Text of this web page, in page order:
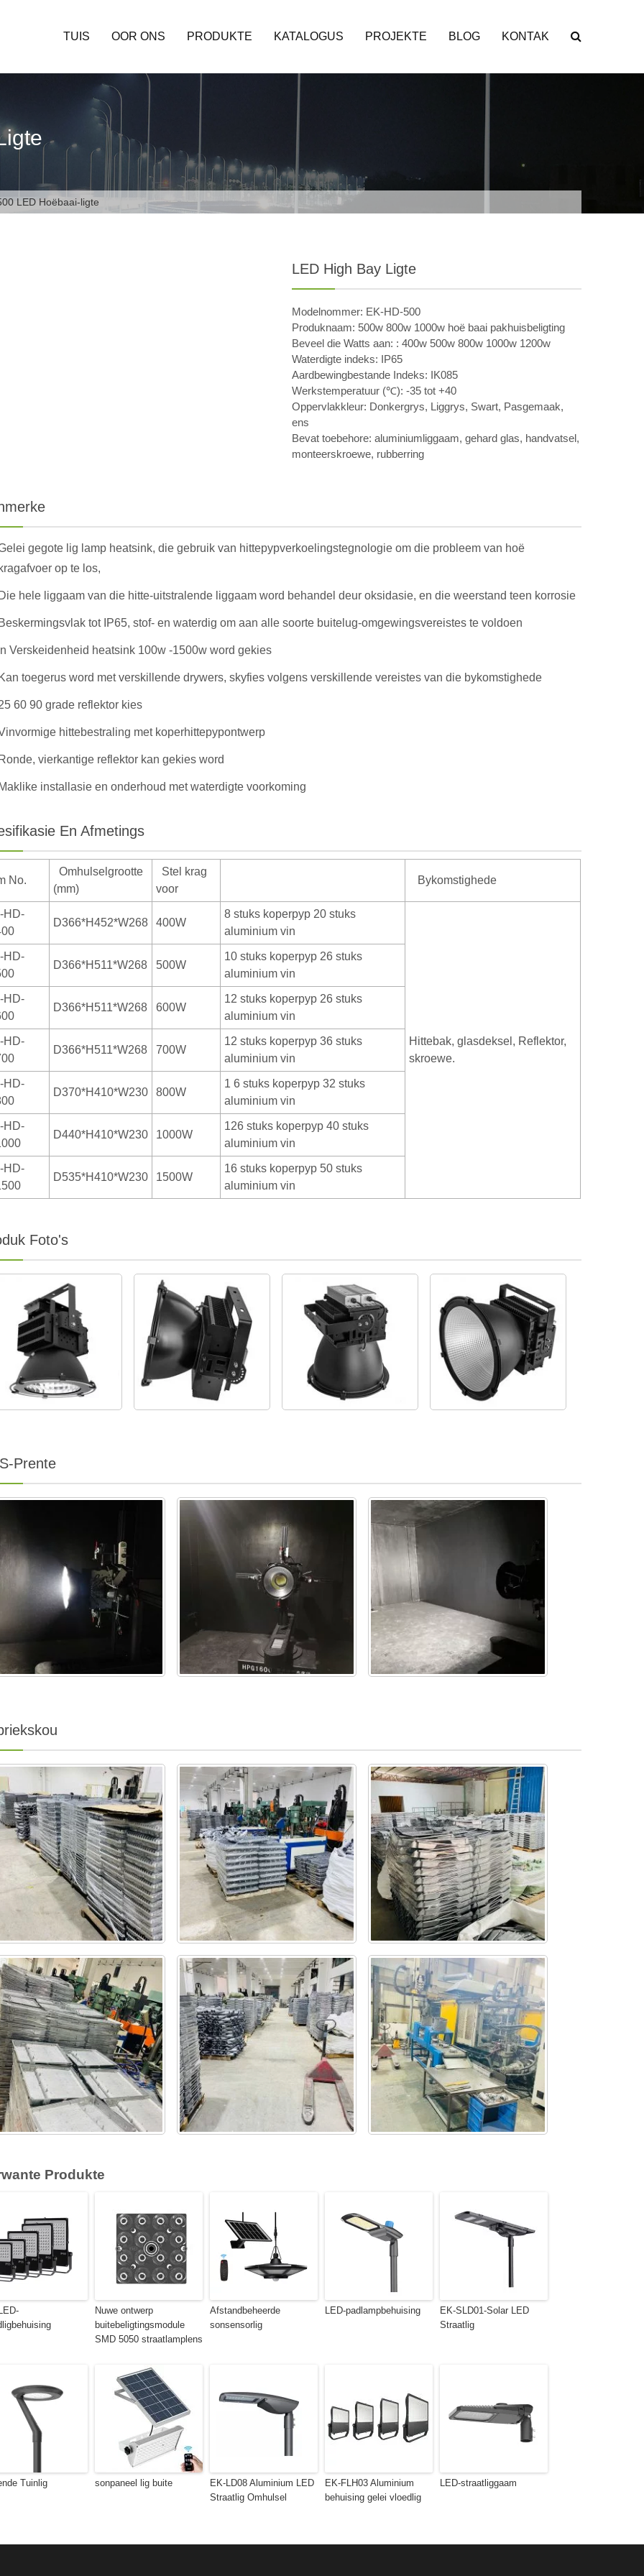
TUIS OOR ONS PRODUKTE KATALOGUS PROJEKTE BLOG KONTAK
LED Hoëbaai-ligte
LED High Bay Ligte
Modelnommer: EK-HD-500
Produknaam: 500w 800w 1000w hoë baai pakhuisbeligting
Beveel die Watts aan: : 400w 500w 800w 1000w 1200w
Waterdigte indeks: IP65
Aardbewingbestande Indeks: IK085
Werkstemperatuur (℃): -35 tot +40
Oppervlakkleur: Donkergrys, Liggrys, Swart, Pasgemaak,
ens
Bevat toebehore: aluminiumliggaam, gehard glas, handvatsel,
monteerskroewe, rubberring
gegote lig lamp heatsink, die gebruik van hittepypverkoelingstegnologie om die probleem van hoë
op te los,
hele liggaam van die hitte-uitstralende liggaam word behandel deur oksidasie, en die weerstand teen korrosie
tot IP65, stof- en waterdig om aan alle soorte buitelug-omgewingsvereistes te voldoen
Verskeidenheid heatsink 100w -1500w word gekies
toegerus word met verskillende drywers, skyfies volgens verskillende vereistes van die bykomstighede
60 90 grade reflektor kies
hittebestraling met koperhittepypontwerp
vierkantige reflektor kan gekies word
installasie en onderhoud met waterdigte voorkoming
En Afmetings
No.
Omhulselgrootte
(mm)
Stel krag
voor
Bykomstighede
HD-
D366*H452*W268 400W
8 stuks koperpyp 20 stuks
aluminium vin
Hittebak, glasdeksel, Reflektor,
skroewe.
HD-
D366*H511*W268 500W
10 stuks koperpyp 26 stuks
aluminium vin
HD-
D366*H511*W268 600W
12 stuks koperpyp 26 stuks
aluminium vin
HD-
D366*H511*W268 700W
12 stuks koperpyp 36 stuks
aluminium vin
HD-
D370*H410*W230 800W
1 6 stuks koperpyp 32 stuks
aluminium vin
HD-
D440*H410*W230 1000W
126 stuks koperpyp 40 stuks
aluminium vin
HD-
D535*H410*W230 1500W
16 stuks koperpyp 50 stuks
aluminium vin
Foto's
Prente
Produkte
Nuwe ontwerp
buitebeligtingsmodule
SMD 5050 straatlamplens
Afstandbeheerde
sonsensorlig
LED-padlampbehuising
EK-SLD01-Solar LED
Straatlig
Tuinlig sonpaneel lig buite
EK-LD08 Aluminium LED
Straatlig Omhulsel
EK-FLH03 Aluminium
behuising gelei vloedlig
LED-straatliggaam